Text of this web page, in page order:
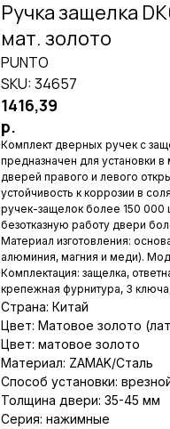
Ручка защелка
мат. золото
PUNTO
SKU:34657
1416,39
р.
Комплект дверных ручек с
предназначен для установки
дверей правого и левого
устойчивость к коррозии в
ручек-защелок более 150 000
безотказную работу двери
Материал изготовления:
алюминия, магния и меди).
Комплектация: защелка,
крепежная фурнитура, 3
Страна: Китай
Цвет: Матовое золото
Цвет: матовое золото
Материал: ZAMAK/Сталь
Способ установки:
Толщина двери: 35-45 мм
Серия: нажимные